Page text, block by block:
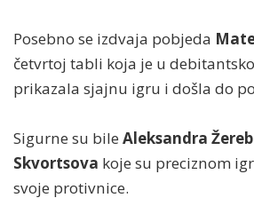
Posebno se izdvaja pobjeda
četvrtoj tabli koja je u
prikazala sjajnu igru i došla do
Sigurne su bile Aleksandra
Skvortsova koje su preciznom
svoje protivnice.